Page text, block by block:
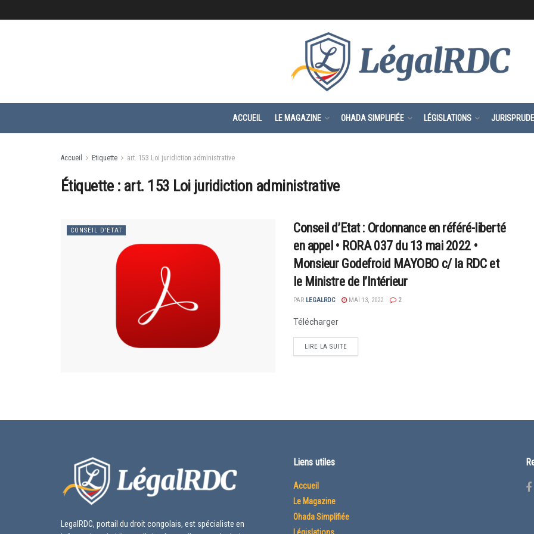
ACCUEIL LE MAGAZINE OHADA SIMPLIFIÉE LÉGISLATIONS
Accueil Etiquette art. 153 Loi juridiction administrative
Étiquette : art. 153 Loi juridiction administrative
CONSEIL D’ETAT
Conseil d’Etat : Ordonnance en référé-liberté
en appel • RORA 037 du 13 mai 2022 •
Monsieur Godefroid MAYOBO c/ la RDC et
le Ministre de l’Intérieur
PAR LEGALRDC MAI 13, 2022 2
Télécharger
LIRE LA SUITE
LegalRDC, portail du droit congolais, est spécialiste en
Liens utiles
Accueil
Le Magazine
Ohada Simplifiée